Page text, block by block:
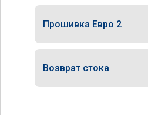
Прошивка Евро 2
Возврат стока